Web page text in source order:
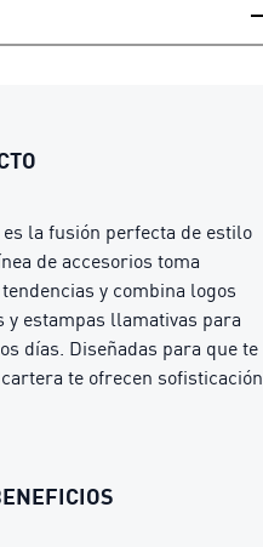
la fusión perfecta de estilo
de accesorios toma
y combina logos
y estampas llamativas para
días. Diseñadas para que te
te ofrecen sofisticación